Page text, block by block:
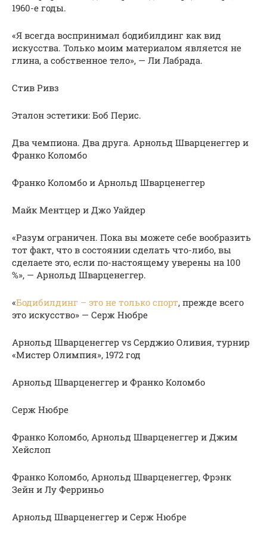
1960-е годы.
«Я всегда воспринимал бодибилдинг как вид
искусства. Только моим материалом является не
глина, а собственное тело», — Ли Лабрада.
Стив Ривз
Эталон эстетики: Боб Перис.
Два чемпиона. Два друга. Арнольд Шварценеггер и
Франко Коломбо
Франко Коломбо и Арнольд Шварценеггер
Майк Ментцер и Джо Уайдер
«Разум ограничен. Пока вы можете себе вообразить
тот факт, что в состоянии сделать что-либо, вы
сделаете это, если по-настоящему уверены на 100
%», — Арнольд Шварценеггер.
«Бодибилдинг – это не только спорт, прежде всего
это искусство» — Серж Нюбре
Арнольд Шварценеггер vs Серджио Оливия, турнир
«Мистер Олимпия», 1972 год
Арнольд Шварценеггер и Франко Коломбо
Серж Нюбре
Франко Коломбо, Арнольд Шварценеггер и Джим
Хейслоп
Франко Коломбо, Арнольд Шварценеггер, Фрэнк
Зейн и Лу Ферриньо
Арнольд Шварценеггер и Серж Нюбре